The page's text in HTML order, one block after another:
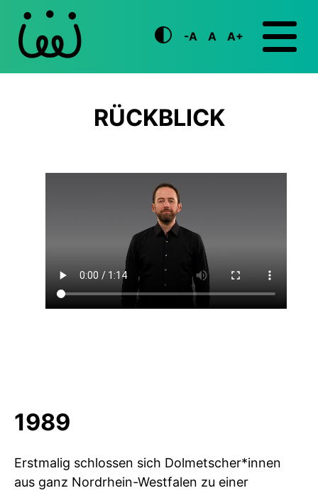
-A A A+
RÜCKBLICK
1989
Erstmalig schlossen sich Dolmetscher*innen
aus ganz Nordrhein-Westfalen zu einer